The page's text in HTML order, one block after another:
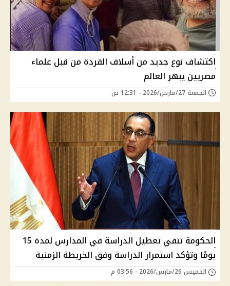
اكتشاف نوع جديد من أسلاف القردة من قبل علماء
مصريين يبهر العالم
الجمعة 27/مارس/2026 - 12:31 ص
الحكومة تنفي تعطيل الدراسة في المدارس لمدة 15
يومًا وتؤكد استمرار الدراسة وفق الخريطة الزمنية
الخميس 26/مارس/2026 - 03:56 م